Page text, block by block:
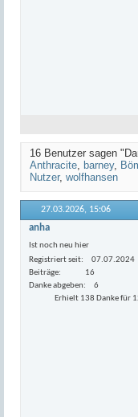
16 Benutzer sagen
Anthracite, barney,
Nutzer, wolfhansen
27.03.2026, 15:06
anha
Ist noch neu hier
Registriert seit
07.07.2024
Beiträge
16
Danke abgeben
6
Erhielt 138 Danke für